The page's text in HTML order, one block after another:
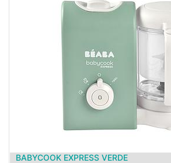
BABYCOOK EXPRESS VERDE